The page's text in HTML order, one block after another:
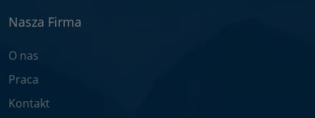
Nasza Firma
O nas
Praca
Kontakt